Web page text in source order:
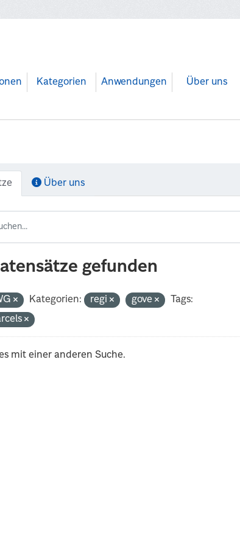
Kategorien Anwendungen Über uns
Über uns
gefunden
Kategorien: regi gove
Tags:
mit einer anderen Suche.